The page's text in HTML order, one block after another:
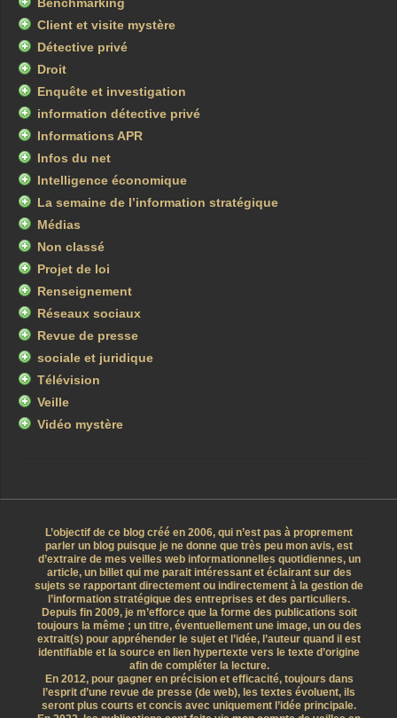
Client et visite mystère
Détective privé
Droit
Enquête et investigation
information détective privé
Informations APR
Infos du net
Intelligence économique
La semaine de l’information stratégique
Médias
Non classé
Projet de loi
Renseignement
Réseaux sociaux
Revue de presse
sociale et juridique
Télévision
Veille
Vidéo mystère
L’objectif de ce blog créé en 2006, qui n’est pas à proprement
parler un blog puisque je ne donne que très peu mon avis, est
d’extraire de mes veilles web informationnelles quotidiennes, un
article, un billet qui me parait intéressant et éclairant sur des
sujets se rapportant directement ou indirectement à la gestion de
l’information stratégique des entreprises et des particuliers.
Depuis fin 2009, je m’efforce que la forme des publications soit
toujours la même ; un titre, éventuellement une image, un ou des
extrait(s) pour appréhender le sujet et l’idée, l’auteur quand il est
identifiable et la source en lien hypertexte vers le texte d’origine
afin de compléter la lecture.
En 2012, pour gagner en précision et efficacité, toujours dans
l’esprit d’une revue de presse (de web), les textes évoluent, ils
seront plus courts et concis avec uniquement l’idée principale.